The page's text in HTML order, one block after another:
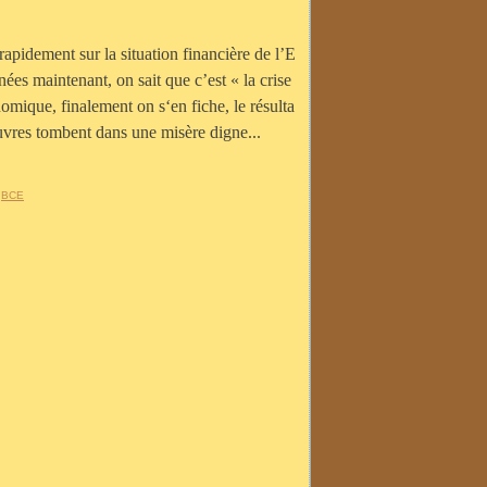
sur la situation financière de l’E
maintenant, on sait que c’est « la crise
finalement on s‘en fiche, le résulta
tombent dans une misère digne...
BCE